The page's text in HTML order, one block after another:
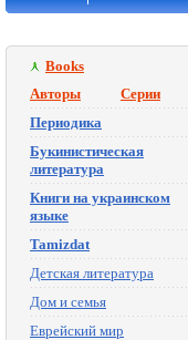
Books
Авторы
Серии
Периодика
Букинистическая
литература
Книги на украинском
языке
Tamizdat
Детская литература
Дом и семья
Еврейский мир